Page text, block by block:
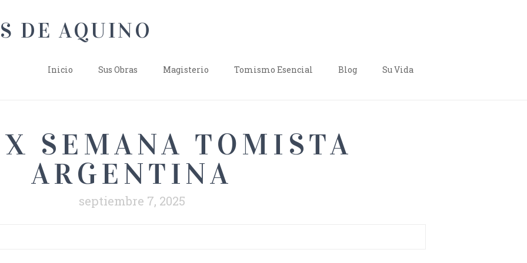
Inicio Sus Obras Magisterio Tomismo Esencial Blog Su Vida
SEMANA TOMISTA
ARGENTINA
septiembre 7, 2025